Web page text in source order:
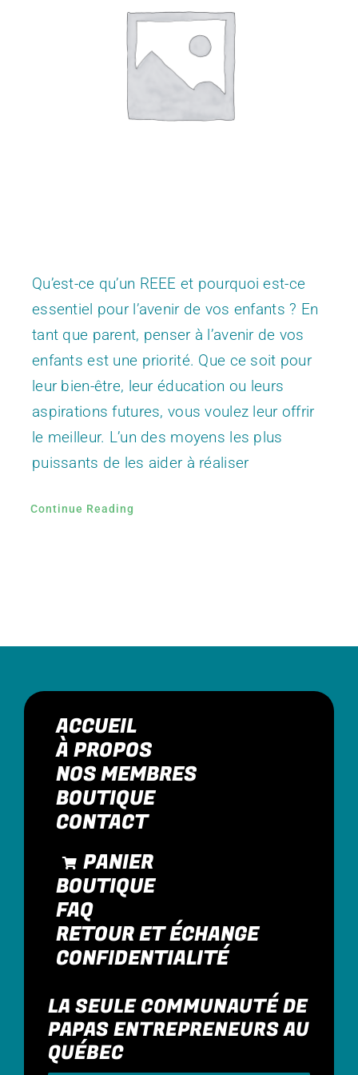
CONTACT
Qu’est-ce qu’un REEE et pourquoi est-ce
essentiel pour l’avenir de vos enfants ? En
tant que parent, penser à l’avenir de vos
enfants est une priorité. Que ce soit pour
leur bien-être, leur éducation ou leurs
aspirations futures, vous voulez leur offrir
le meilleur. L’un des moyens les plus
puissants de les aider à réaliser
Continue Reading
ACCUEIL
À PROPOS
NOS MEMBRES
BOUTIQUE
CONTACT
PANIER
BOUTIQUE
FAQ
RETOUR ET ÉCHANGE
CONFIDENTIALITÉ
LA SEULE COMMUNAUTÉ DE
PAPAS ENTREPRENEURS AU
QUÉBEC